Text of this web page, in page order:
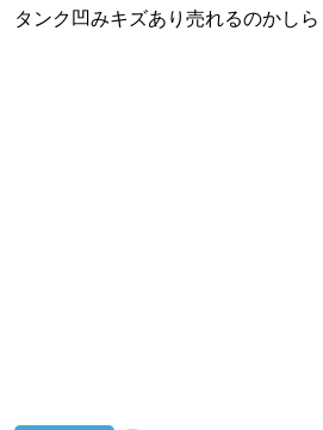
タンク凹みキズあり売れるのかしら